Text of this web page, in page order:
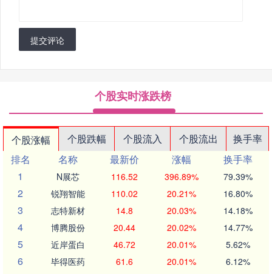
提交评论
个股实时涨跌榜
个股涨幅 个股跌幅 个股流入 个股流出
换手率
排名
名称 最新价 涨幅
换手率
1
N展芯 116.52 396.89% 79.39%
2 锐翔智能 110.02 20.21% 16.80%
3 志特新材 14.8 20.03% 14.18%
4 博腾股份 20.44 20.02% 14.77%
5 近岸蛋白 46.72 20.01% 5.62%
6 毕得医药 61.6 20.01% 6.12%